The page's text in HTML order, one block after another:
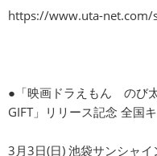
https://www.uta-
●「映画ドラえもん のび
GIFT」リリース記念 全国
3月3日(日) 池袋サンシャイ